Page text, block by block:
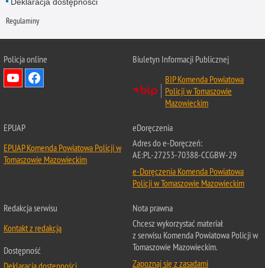
Regulaminy
Policja online
Biuletyn Informacji Publicznej
BIP Komenda Powiatowa
Policji w Tomaszowie
Mazowieckim
EPUAP
EPUAP Komenda Powiatowa Policji w
Tomaszowie Mazowieckim
eDoręczenia
Adres do e-Doręczeń:
AE:PL-27253-70388-CCGBW-29
e-Doręczenia Komenda Powiatowa
Policji w Tomaszowie Mazowieckim
Redakcja serwisu
Kontakt z redakcją
Dostępność
Deklaracja dostępności
Nota prawna
Chcesz wykorzystać materiał
z serwisu Komenda Powiatowa Policji w
Tomaszowie Mazowieckim.
Zapoznaj się z zasadami